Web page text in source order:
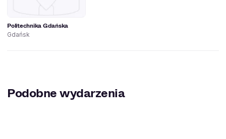
Politechnika Gdańska
Gdańsk
Podobne wydarzenia